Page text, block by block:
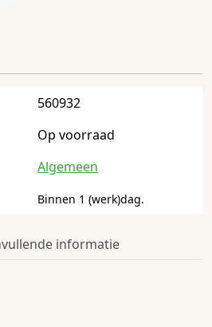
560932
Op voorraad
Algemeen
Binnen 1 (werk)dag.
informatie